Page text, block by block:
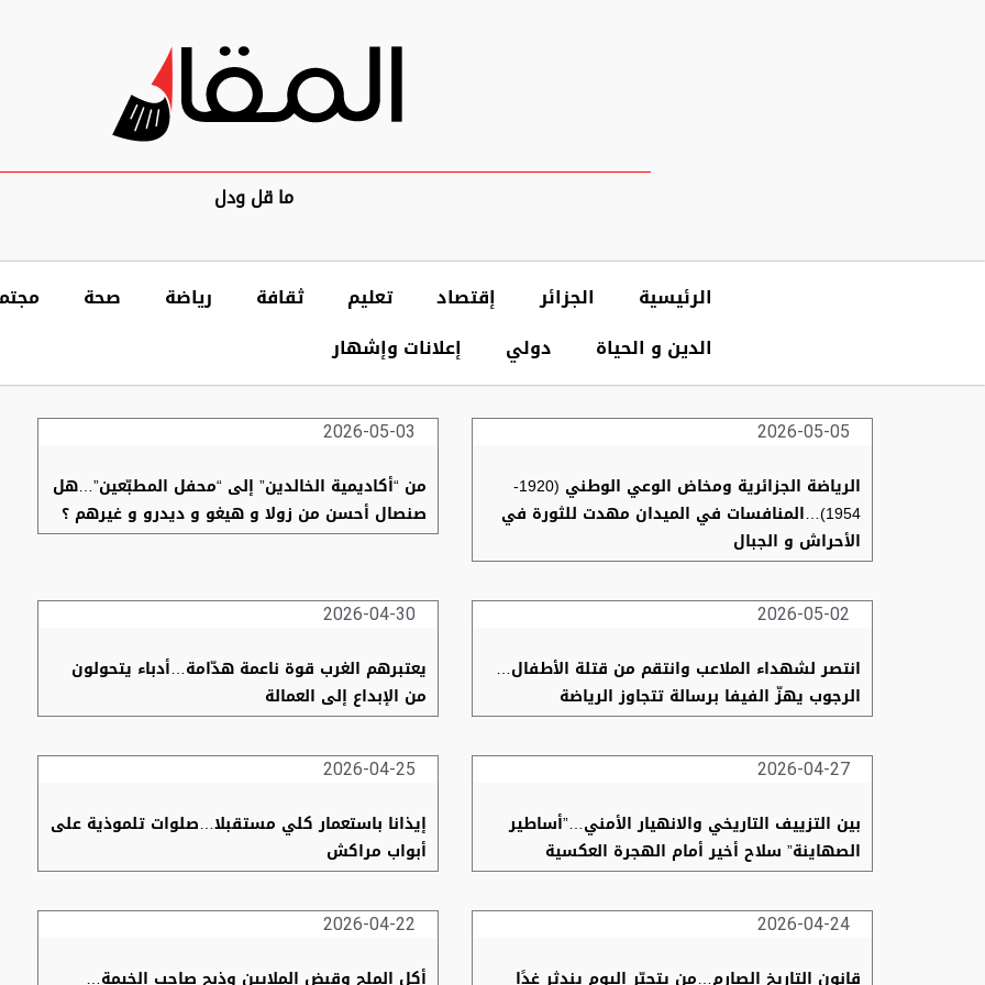
ما قل ودل
الرئيسية الجزائر إقتصاد تعليم ثقافة رياضة صحة
الدين و الحياة
دولي إعلانات وإشهار
2026-05-05
الرياضة الجزائرية ومخاض الوعي الوطني (1920-
1954)…المنافسات في الميدان مهدت للثورة في
الأحراش و الجبال
2026-05-03
من “أكاديمية الخالدين” إلى “محفل المطبّعين”…هل
صنصال أحسن من زولا و هيغو و ديدرو و غيرهم ؟
2026-05-02
انتصر لشهداء الملاعب وانتقم من قتلة الأطفال…
الرجوب يهزّ الفيفا برسالة تتجاوز الرياضة
2026-04-30
يعتبرهم الغرب قوة ناعمة هدّامة…أدباء يتحولون
من الإبداع إلى العمالة
2026-04-27
بين التزييف التاريخي والانهيار الأمني…”أساطير
الصهاينة” سلاح أخير أمام الهجرة العكسية
2026-04-25
إيذانا باستعمار كلي مستقبلا…صلوات تلموذية على
أبواب مراكش
2026-04-24
قانون التاريخ الصارم…من يتجبّر اليوم يندثر غدًا
2026-04-22
أكل الملح وقبض الملايين وذبح صاحب الخيمة…